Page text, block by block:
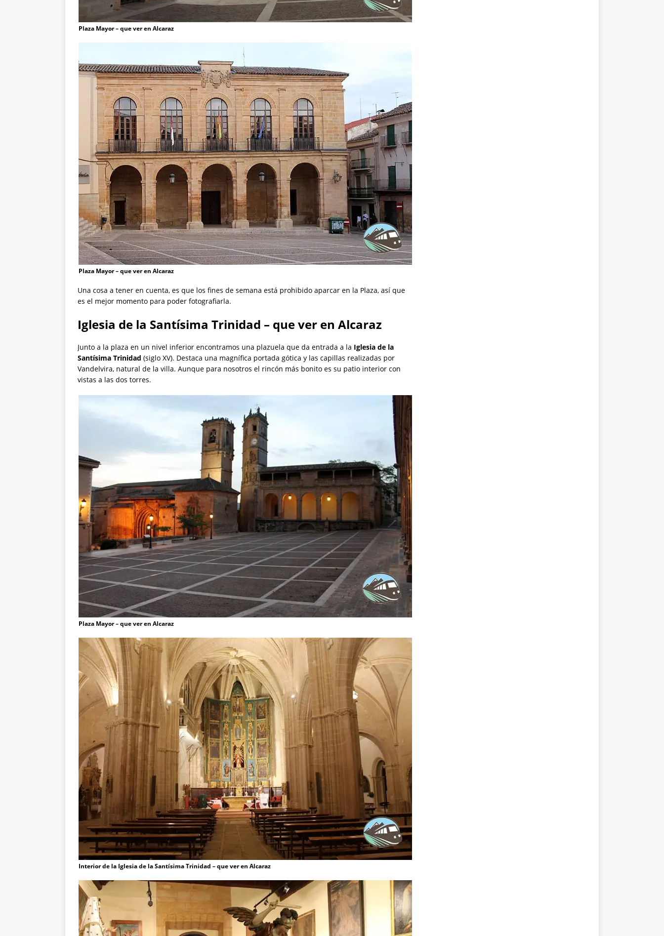
Plaza Mayor – que ver en Alcaraz
Plaza Mayor – que ver en Alcaraz
Una cosa a tener en cuenta, es que los fines de semana está prohibido aparcar en la Plaza, así que
es el mejor momento para poder fotografiarla.
Iglesia de la Santísima Trinidad – que ver en Alcaraz
Junto a la plaza en un nivel inferior encontramos una plazuela que da entrada a la Iglesia de la
Santísima Trinidad (siglo XV). Destaca una magnífica portada gótica y las capillas realizadas por
Vandelvira, natural de la villa. Aunque para nosotros el rincón más bonito es su patio interior con
vistas a las dos torres.
Plaza Mayor – que ver en Alcaraz
Interior de la Iglesia de la Santísima Trinidad – que ver en Alcaraz